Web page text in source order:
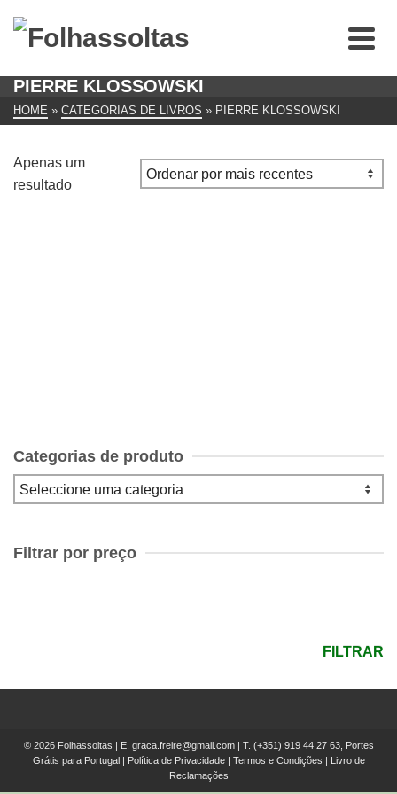
PIERRE KLOSSOWSKI
HOME » CATEGORIAS DE LIVROS » PIERRE KLOSSOWSKI
Apenas um
resultado
Categorias de produto
Filtrar por preço
FILTRAR
© 2026 Folhassoltas | E. graca.freire@gmail.com| T. (+351) 919 44 27 63, Portes
Grátis para Portugal | Política de Privacidade| Termos e Condições | Livro de
Reclamações